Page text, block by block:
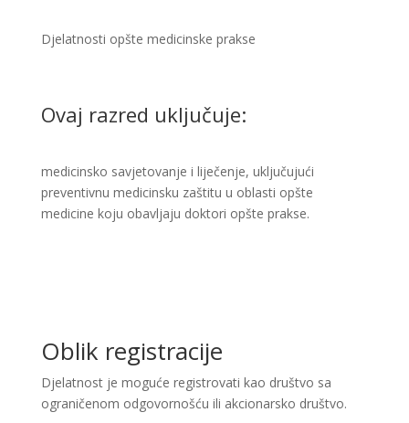
Djelatnosti opšte medicinske prakse
Ovaj razred uključuje:
medicinsko savjetovanje i liječenje, uključujući
preventivnu medicinsku zaštitu u oblasti opšte
medicine koju obavljaju doktori opšte prakse. ​
Oblik registracije
Djelatnost je moguće registrovati kao društvo sa
ograničenom odgovornošću ili akcionarsko društvo.